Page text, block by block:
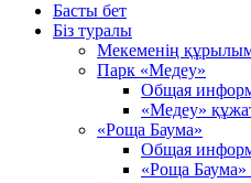
Басты бет
Біз туралы
Мекеменің
Парк «Медеу»
Общая
«Медеу»
«Роща Баума»
Общая
«Роща